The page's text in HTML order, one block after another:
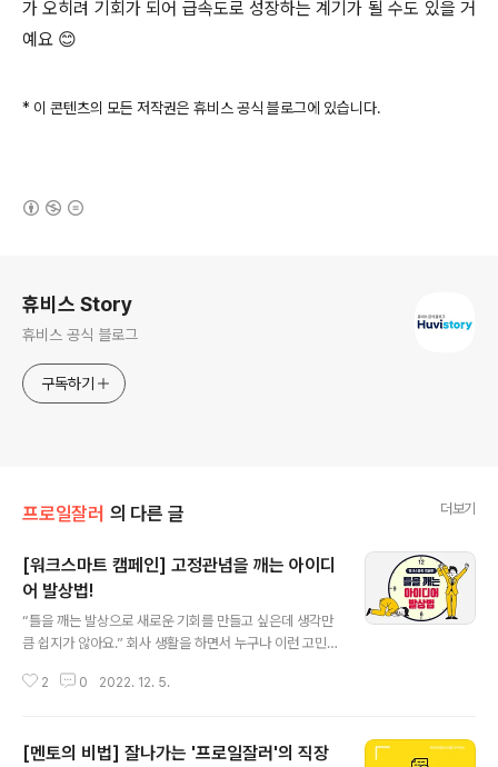
가 오히려 기회가 되어 급속도로 성장하는 계기가 될 수도 있을 거
예요 😊
* 이 콘텐츠의 모든 저작권은 휴비스 공식 블로그에 있습니다.
휴비스 Story
휴비스 공식 블로그
구독하기
프로일잘러 의 다른 글 더보기
[워크스마트 캠페인] 고정관념을 깨는 아이디
어 발상법!
“틀을 깨는 발상으로 새로운 기회를 만들고 싶은데 생각만
큼 쉽지가 않아요.” 회사 생활을 하면서 누구나 이런 고민
의 방법으로는 마음에 드는 결과가 나올 것 같지 않은 상황
하는 거죠. 그런데 모두의 생각이 계속 제자리에서 맴돌고
2 0 2022. 12. 5.
[멘토의 비법] 잘나가는 '프로일잘러'의 직장